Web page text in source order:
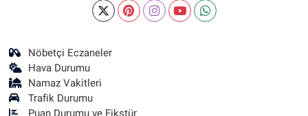
Nöbetçi Eczaneler
Hava Durumu
Namaz Vakitleri
Trafik Durumu
Puan Durumu ve Fikstür